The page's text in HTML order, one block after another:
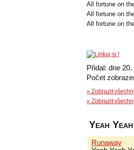
All fortune on
All fortune on
All fortune on
Přidal: dne
Počet
» Zobrazit
» Zobrazit
Yeah
Runaway